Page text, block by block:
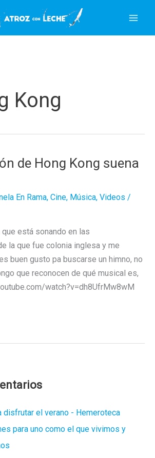
Kong
de Hong Kong suena
En Rama, Cine, Música, Videos /
que está sonando en las
la que fue colonia inglesa y me
buen gusto pa buscarse un himno, no
que reconocen de qué musical es,
watch?v=dh8UfrMw8wM
disfrutar el verano - Hemeroteca
para uno como el que vivimos y